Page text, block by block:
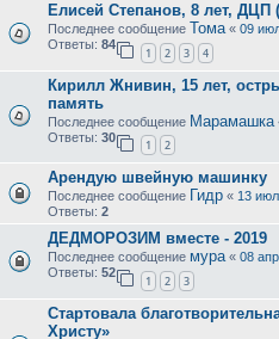
Елисей Степанов, 8 лет, ДЦП
Последнее сообщение Тома « 09
Ответы: 84
1 2 3 4
Кирилл Жнивин, 15 лет,
память
Последнее сообщение Марамашка
Ответы: 30
1 2
Арендую швейную машинку
Последнее сообщение Гидр « 13
Ответы: 2
ДЕДМОРОЗИМ вместе - 2019
Последнее сообщение мура« 08
Ответы: 52
1 2 3
Стартовала
Христу»